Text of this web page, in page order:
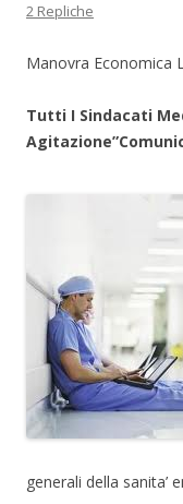
2 Repliche
Manovra Economica
Tutti I Sindacati
generali della sanita’